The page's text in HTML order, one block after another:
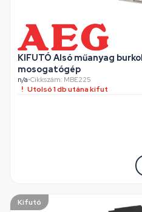
KIFUTÓ Alsó műanyag
mosogatógép
n/a•Cikkszám: MBE225
Utolsó 1 db utána kifut
Kifutó